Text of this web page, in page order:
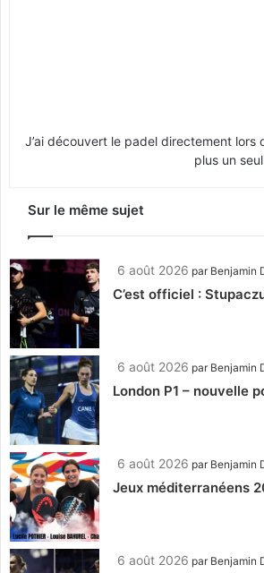
J’ai découvert le padel directement
plus un
Sur le même sujet
6 août 2026 par Benjamin
C’est officiel :
6 août 2026 par Benjamin
London P1 – nouvelle
6 août 2026 par Benjamin
Jeux méditerranéens
6 août 2026 par Benjamin